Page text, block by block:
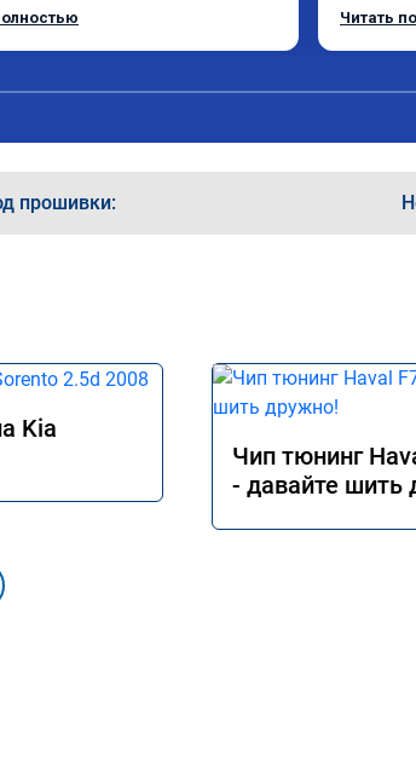
с сохранением всех
прошивке - по
авто больше похоже на
(на заводской прошивке)
результат. Рекомендую
Читать
прошивки:
Kia
Чип тюнинг
- давайте шить